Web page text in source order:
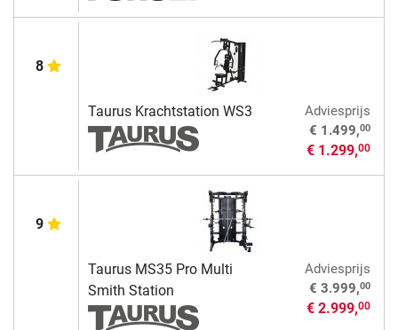
8
Taurus Krachtstation WS3
Adviesprijs
€ 1.499,00
€ 1.299,00
9
Taurus MS35 Pro Multi
Smith Station
Adviesprijs
€ 3.999,00
€ 2.999,00